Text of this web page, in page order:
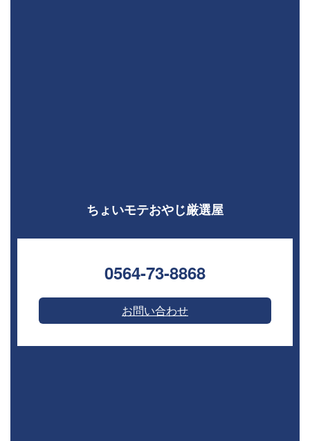
ちょいモテおやじ厳選屋
0564-73-8868⁣
お問い合わせ